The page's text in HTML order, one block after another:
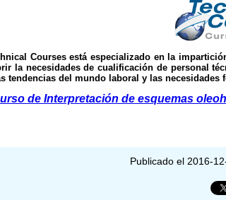
Coursesestá especializado en la
la necesidades de cualificación de personal
tendencias del mundo laboral y las necesidades
de Interpretación de esquemas
Publicado el 2016-